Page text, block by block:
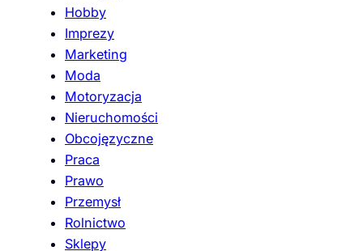
Hobby
Imprezy
Marketing
Moda
Motoryzacja
Nieruchomości
Obcojęzyczne
Praca
Prawo
Przemysł
Rolnictwo
Sklepy